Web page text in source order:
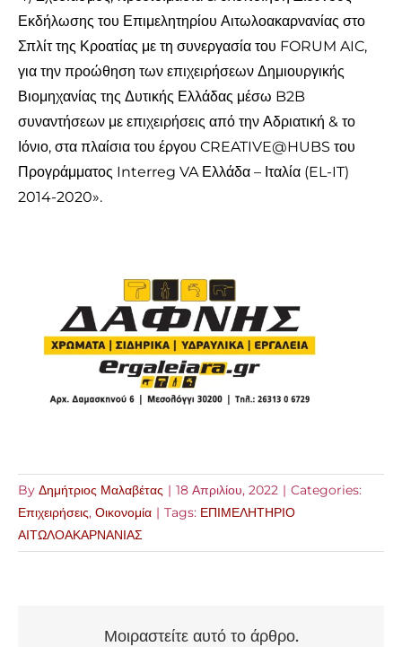
Εκδήλωσης του Επιμελητηρίου Αιτωλοακαρνανίας στο
Σπλίτ της Κροατίας με τη συνεργασία του FORUM AIC,
για την προώθηση των επιχειρήσεων Δημιουργικής
Βιομηχανίας της Δυτικής Ελλάδας μέσω B2B
συναντήσεων με επιχειρήσεις από την Αδριατική & το
Ιόνιο, στα πλαίσια του έργου CREATIVE@HUBS του
Προγράμματος Interreg VA Ελλάδα – Ιταλία (EL-IT)
2014-2020».
By Δημήτριος Μαλαβέτας | 18 Απριλίου, 2022 | Categories:
Επιχειρήσεις, Οικονομία | Tags: ΕΠΙΜΕΛΗΤΗΡΙΟ
ΑΙΤΩΛΟΑΚΑΡΝΑΝΙΑΣ
Μοιραστείτε αυτό το άρθρο.